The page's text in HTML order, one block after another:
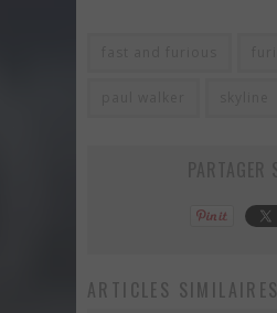
ARTICLES SIMILAIRES